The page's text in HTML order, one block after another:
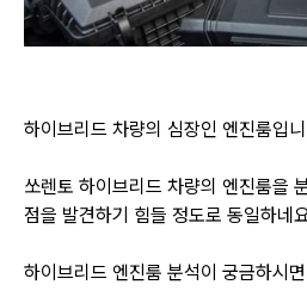
하이브리드 차량의 심장인 엔진룸입
쏘렌토 하이브리드 차량의 엔진룸을
점을 발견하기 힘들 정도로 동일하네
하이브리드 엔진룸 분석이 궁금하시